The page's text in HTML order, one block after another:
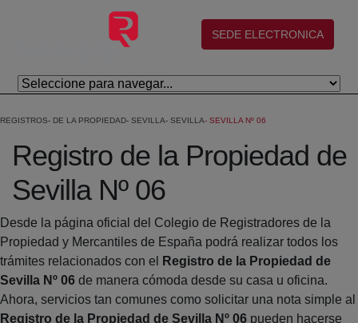
Saltar al contenido principal
(abre en nueva ventana)
SEDE ELECTRONICA
REGISTROS DE LA PROPIEDAD SEVILLA SEVILLA SEVILLA Nº 06
Registro de la Propiedad de
Sevilla Nº 06
Desde la página oficial del Colegio de Registradores de la
Propiedad y Mercantiles de España podrá realizar todos los
trámites relacionados con el
Registro de la Propiedad de
Sevilla Nº 06 de manera cómoda desde su casa u oficina.
Ahora, servicios tan comunes como solicitar una nota simple al
Registro de la Propiedad de Sevilla Nº 06 pueden hacerse